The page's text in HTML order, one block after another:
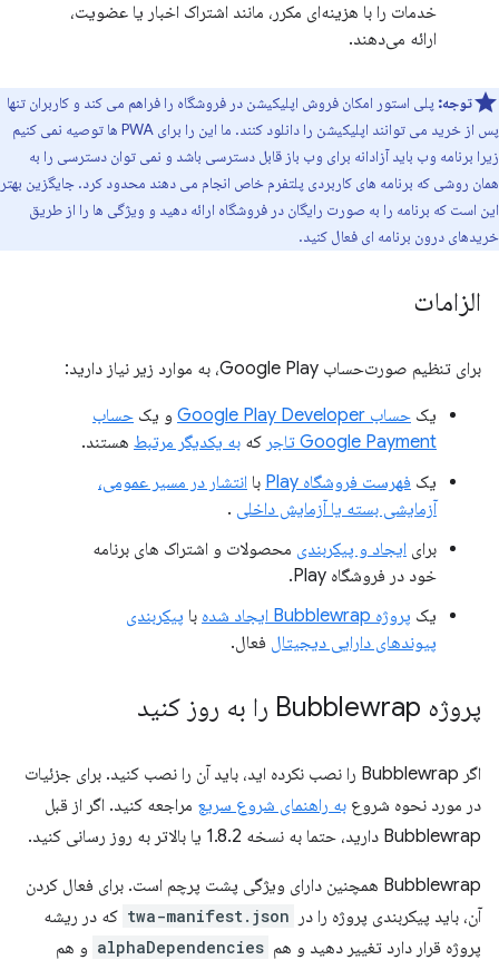
خدمات را با هزینه‌ای مکرر، مانند اشتراک اخبار یا عضویت،
ارائه می‌دهند.
توجه: پلی استور امکان فروش اپلیکیشن در فروشگاه را فراهم می کند و کاربران تنها
پس از خرید می توانند اپلیکیشن را دانلود کنند. ما این را برای PWA ها توصیه نمی کنیم
زیرا برنامه وب باید آزادانه برای وب باز قابل دسترسی باشد و نمی توان دسترسی را به
همان روشی که برنامه های کاربردی پلتفرم خاص انجام می دهند محدود کرد. جایگزین بهتر
این است که برنامه را به صورت رایگان در فروشگاه ارائه دهید و ویژگی ها را از طریق
خریدهای درون برنامه ای فعال کنید.
الزامات
برای تنظیم صورت‌حساب Google Play، به موارد زیر نیاز دارید:
یک حساب Google Play Developer و یک حساب
Google Payment تاجر
که به یکدیگر مرتبط هستند.
یک فهرست فروشگاه Play با انتشار در مسیر عمومی،
آزمایشی بسته یا آزمایش داخلی .
برای ایجاد و پیکربندی محصولات و اشتراک های برنامه
خود در فروشگاه Play.
یک پروژه Bubblewrap ایجاد شده با پیکربندی
پیوندهای دارایی دیجیتال فعال.
پروژه Bubblewrap را به روز کنید
اگر Bubblewrap را نصب نکرده اید، باید آن را نصب کنید. برای جزئیات
در مورد نحوه شروع به راهنمای شروع سریع مراجعه کنید. اگر از قبل
Bubblewrap دارید، حتما به نسخه 1.8.2 یا بالاتر به روز رسانی کنید.
Bubblewrap همچنین دارای ویژگی پشت پرچم است. برای فعال کردن
آن، باید پیکربندی پروژه را در
twa-manifest.json که در ریشه
پروژه قرار دارد تغییر دهید و هم alphaDependencies و هم